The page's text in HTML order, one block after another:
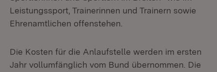
Leistungssport, Trainerinnen und Trainern sowie
Ehrenamtlichen offenstehen.
Die Kosten für die Anlaufstelle werden im ersten
Jahr vollumfänglich vom Bund übernommen. Die